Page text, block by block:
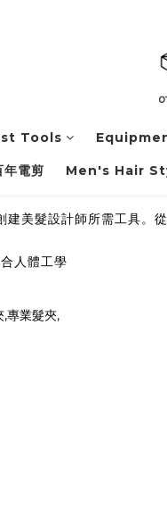
Tools
電剪 Men's Hair
美髮設計師所需工具。
人體工學